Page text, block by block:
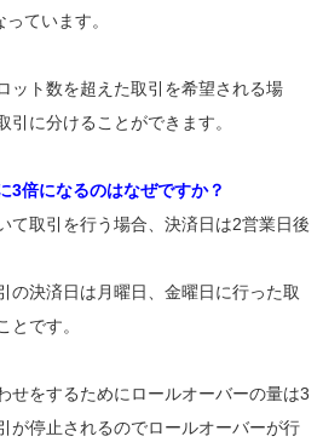
ています。
ット数を超えた取引を希望される場
に分けることができます。
3倍になるのはなぜですか？
て取引を行う場合、決済日は2営業日後
の決済日は月曜日、金曜日に行った取
とです。
せをするためにロールオーバーの量は3
が停止されるのでロールオーバーが行